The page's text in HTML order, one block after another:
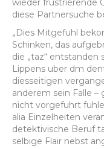
wieder frustrierende
diese Partnersuche
„Dies Mitgefuhl
Schinken, das
die „taz“
Lippens uber dm
diesseitigen
anderem sein Falle
nicht vorgefuhrt
alia Einzelheiten
detektivische Beruf
selbige Flair nebst